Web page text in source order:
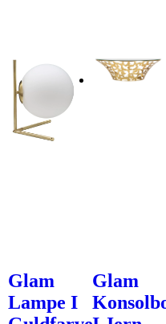
Glam
Lampe I
Glam